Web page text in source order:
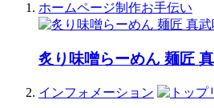
ホームページ制作お手伝い
炙り味噌らーめん 麺匠
インフォメーション